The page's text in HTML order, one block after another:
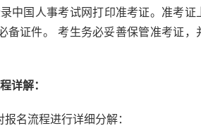
中国人事考试网打印准考证。准考
备证件。 考生务必妥善保管准考证
详解：
名流程进行详细分解：